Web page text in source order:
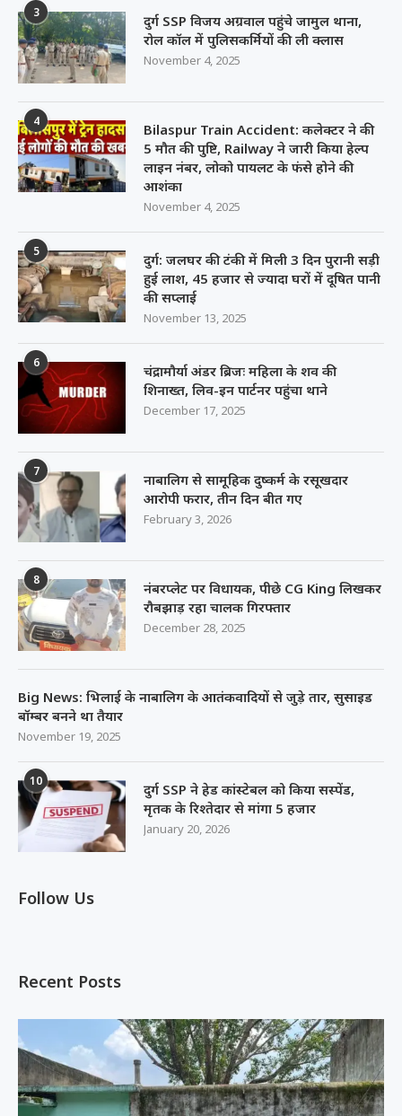
3
दुर्ग SSP विजय अग्रवाल पहुंचे जामुल थाना,
रोल कॉल में पुलिसकर्मियों की ली क्लास
November 4, 2025
4
Bilaspur Train Accident: कलेक्टर ने की
5 मौत की पुष्टि, Railway ने जारी किया हेल्प
लाइन नंबर, लोको पायलट के फंसे होने की
आशंका
November 4, 2025
5
दुर्ग: जलघर की टंकी में मिली 3 दिन पुरानी सड़ी
हुई लाश, 45 हजार से ज्यादा घरों में दूषित पानी
की सप्लाई
November 13, 2025
6
चंद्रामौर्या अंडर ब्रिजः महिला के शव की
शिनाख्त, लिव-इन पार्टनर पहुंचा थाने
December 17, 2025
7
नाबालिग से सामूहिक दुष्कर्म के रसूखदार
आरोपी फरार, तीन दिन बीत गए
February 3, 2026
8
नंबरप्लेट पर विधायक, पीछे CG King लिखकर
रौबझाड़ रहा चालक गिरफ्तार
December 28, 2025
Big News: भिलाई के नाबालिग के आतंकवादियों से जुड़े तार, सुसाइड
बॉम्बर बनने था तैयार
November 19, 2025
10
दुर्ग SSP ने हेड कांस्टेबल को किया सस्पेंड,
मृतक के रिश्तेदार से मांगा 5 हजार
January 20, 2026
Follow Us
Recent Posts